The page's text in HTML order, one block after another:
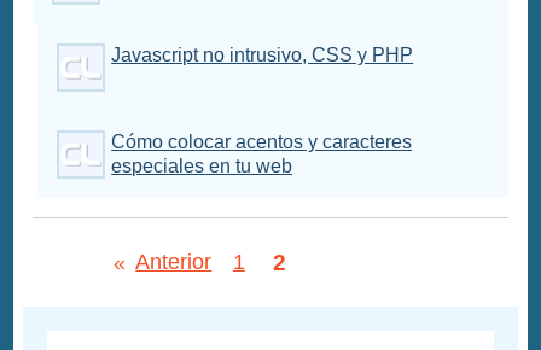
Javascript no intrusivo, CSS y PHP
Cómo colocar acentos y caracteres
especiales en tu web
« Anterior 1 2